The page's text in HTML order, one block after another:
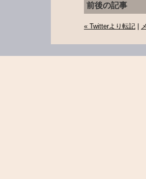
前後の記事
« Twitterより転記 |